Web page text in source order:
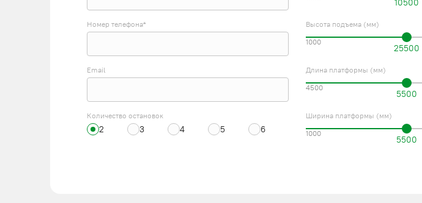
Номер телефона*
Email
Количество остановок
2 3 4 5 6
10500
Высота подъема (мм)
25500
1000
Длина платформы (мм)
5500
4500
Ширина платформы (мм)
5500
1000